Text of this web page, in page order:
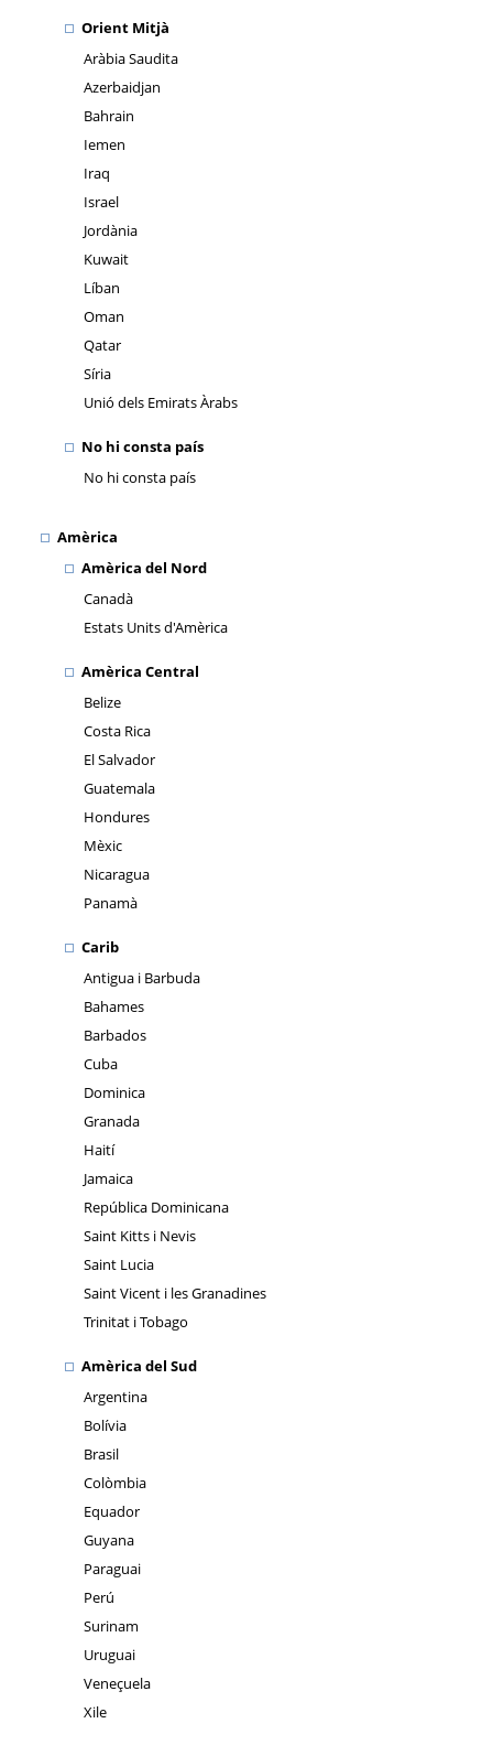
Orient Mitjà
Aràbia Saudita
Azerbaidjan
Bahrain
Iemen
Iraq
Israel
Jordània
Kuwait
Líban
Oman
Qatar
Síria
Unió dels Emirats Àrabs
No hi consta país
No hi consta país
Amèrica
Amèrica del Nord
Canadà
Estats Units d'Amèrica
Amèrica Central
Belize
Costa Rica
El Salvador
Guatemala
Hondures
Mèxic
Nicaragua
Panamà
Carib
Antigua i Barbuda
Bahames
Barbados
Cuba
Dominica
Granada
Haití
Jamaica
República Dominicana
Saint Kitts i Nevis
Saint Lucia
Saint Vicent i les Granadines
Trinitat i Tobago
Amèrica del Sud
Argentina
Bolívia
Brasil
Colòmbia
Equador
Guyana
Paraguai
Perú
Surinam
Uruguai
Veneçuela
Xile